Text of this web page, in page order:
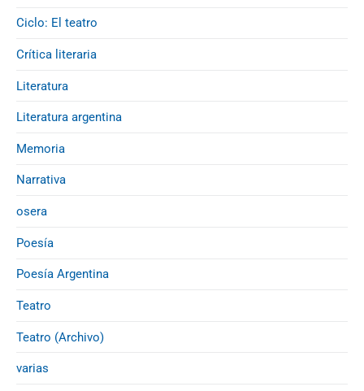
Ciclo: El teatro
Crítica literaria
Literatura
Literatura argentina
Memoria
Narrativa
osera
Poesía
Poesía Argentina
Teatro
Teatro (Archivo)
varias